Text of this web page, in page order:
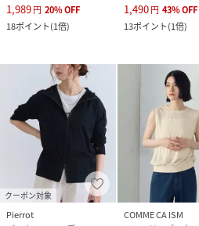
1,989円 20%OFF
18ポイント(1倍)
1,490円 43%OFF
13ポイント(1倍)
クーポン対象
Pierrot
COMME CA ISM